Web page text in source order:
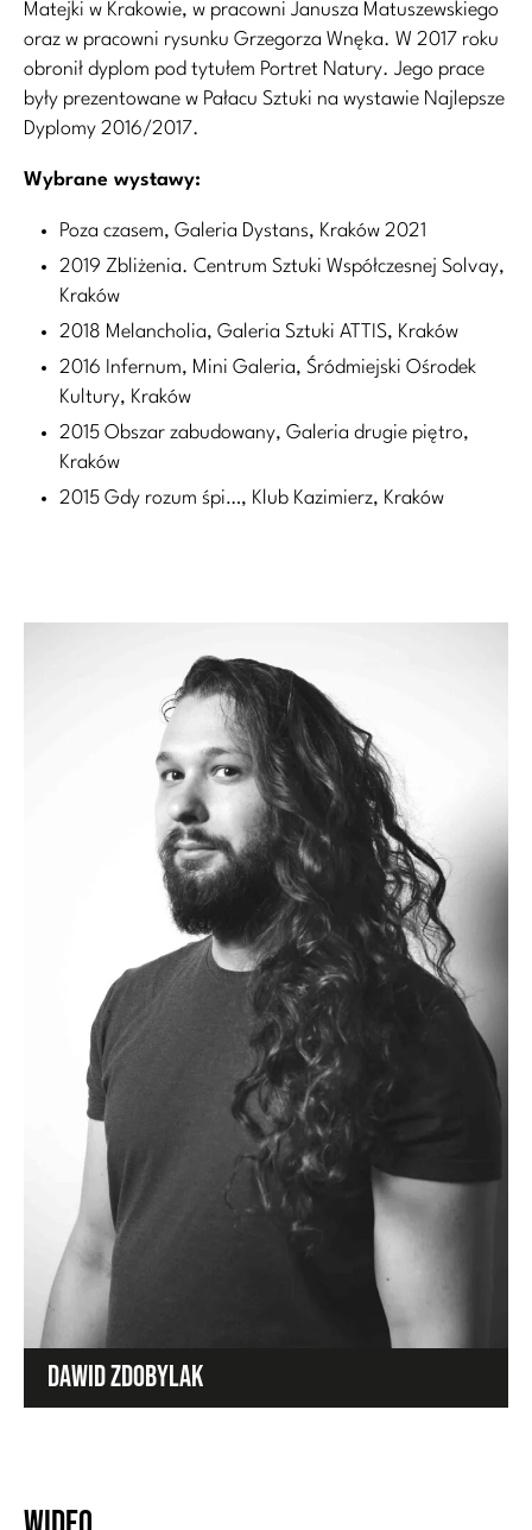
Matejki w Krakowie, w pracowni Janusza Matuszewskiego
oraz w pracowni rysunku Grzegorza Wnęka. W 2017 roku
obronił dyplom pod tytułem Portret Natury. Jego prace
były prezentowane w Pałacu Sztuki na wystawie Najlepsze
Dyplomy 2016/2017.
Wybrane wystawy:
Poza czasem, Galeria Dystans, Kraków 2021
2019 Zbliżenia. Centrum Sztuki Współczesnej Solvay,
Kraków
2018 Melancholia, Galeria Sztuki ATTIS, Kraków
2016 Infernum, Mini Galeria, Śródmiejski Ośrodek
Kultury, Kraków
2015 Obszar zabudowany, Galeria drugie piętro,
Kraków
2015 Gdy rozum śpi…, Klub Kazimierz, Kraków
DAWID ZDOBYLAK